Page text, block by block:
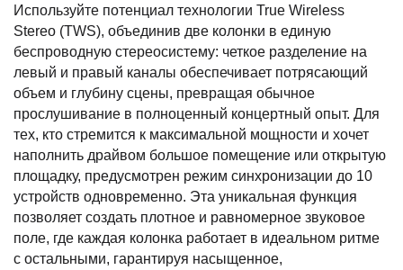
Используйте потенциал технологии True Wireless
Stereo (TWS), объединив две колонки в единую
беспроводную стереосистему: четкое разделение на
левый и правый каналы обеспечивает потрясающий
объем и глубину сцены, превращая обычное
прослушивание в полноценный концертный опыт. Для
тех, кто стремится к максимальной мощности и хочет
наполнить драйвом большое помещение или открытую
площадку, предусмотрен режим синхронизации до 10
устройств одновременно. Эта уникальная функция
позволяет создать плотное и равномерное звуковое
поле, где каждая колонка работает в идеальном ритме
с остальными, гарантируя насыщенное,